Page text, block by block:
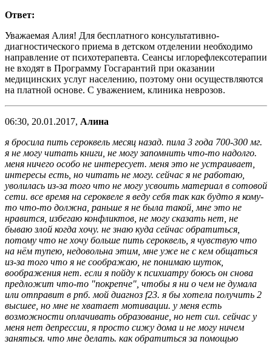
Ответ:
Уважаемая Алия! Для бесплатного консультативно-
диагностического приема в детском отделении необходимо
направление от психотерапевта. Сеансы иглорефлексотерапии
не входят в Программу Госгарантий при оказании
медицинских услуг населению, поэтому они осуществляются
на платной основе. С уважением, клиника неврозов.
06:30, 20.01.2017, Алина
я бросила пить сероквель месяц назад. пила 3 года 700-300 мг.
я не могу читать книги, не могу запомнить что-то надолго.
меня ничего особо не интересует. меня это не устраивает,
интересы есть, но читать не могу. сейчас я не работаю,
уволилась из-за того что не могу усвоить материал в сотовой
сети. все время на сероквеле я веду себя так как будто я кому-
то что-то должна, раньше я не была такой, мне это не
нравится, избегаю конфликтов, не могу сказать нет, не
бываю злой когда хочу. не знаю куда сейчас обратиться,
потому что не хочу больше пить сероквель, я чувствую что
на нём тупею, недовольна этим, мне уже не с кем общаться
из-за того что я не соображаю, не понимаю шуток,
воображения нет. если я пойду к психиатру боюсь он снова
предложит что-то "покрепче", чтобы я ни о чем не думала
или отправит в рпб. мой диагноз f23. я бы хотела получить 2
высшее, но мне не хватает мотивации. у меня есть
возможности оплачивать образование, но нет сил. сейчас у
меня нет депрессии, я просто сижу дома и не могу ничем
заняться. что мне делать. как обратиться за помощью